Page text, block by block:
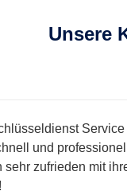
Unsere
Service
und professionell.
zufrieden mit